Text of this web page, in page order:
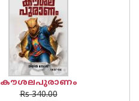
കൗശലപുരാണം
Rs 340.00